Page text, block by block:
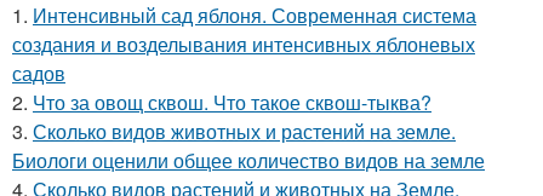
1. Интенсивный сад яблоня. Современная система
создания и возделывания интенсивных яблоневых
садов
2. Что за овощ сквош. Что такое сквош-тыква?
3. Сколько видов животных и растений на земле.
Биологи оценили общее количество видов на земле
4. Сколько видов растений и животных на Земле.